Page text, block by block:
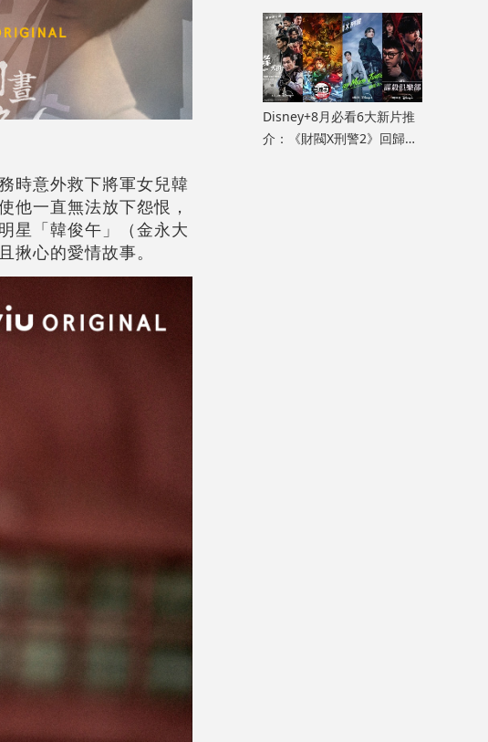
時意外救下將軍女兒韓
他一直無法放下怨恨，
星「韓俊午」（金永大
心的愛情故事。
預知夢復仇
Disney+8月必看6大新片推
介：《財閥X刑警2》回歸、